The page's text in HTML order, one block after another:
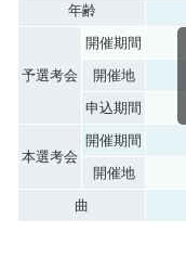
年齢
予選考会
開催期間
開催地
申込期間
本選考会
開催期間
開催地
曲